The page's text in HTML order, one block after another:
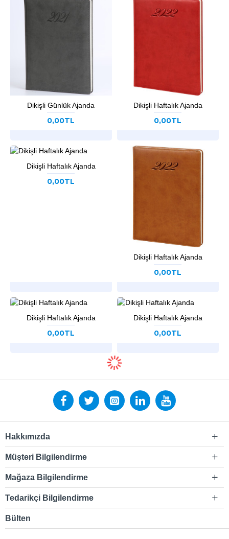
Dikişli Günlük Ajanda
0,00TL
Dikişli Haftalık Ajanda
0,00TL
Dikişli Haftalık Ajanda
0,00TL
Dikişli Haftalık Ajanda
0,00TL
Dikişli Haftalık Ajanda
0,00TL
Dikişli Haftalık Ajanda
0,00TL
Hakkımızda
Müşteri Bilgilendirme
Mağaza Bilgilendirme
Tedarikçi Bilgilendirme
Bülten